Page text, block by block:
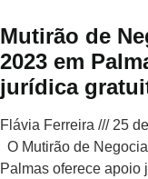
Mutirão de
2023 em
jurídica
Flávia Ferreira
25
O Mutirão de
Palmas oferece apoio